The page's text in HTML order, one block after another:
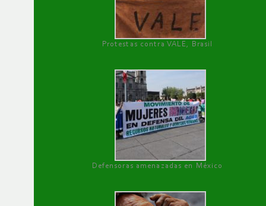
Protestas contra VALE, Brasil
Defensoras amenazadas en México